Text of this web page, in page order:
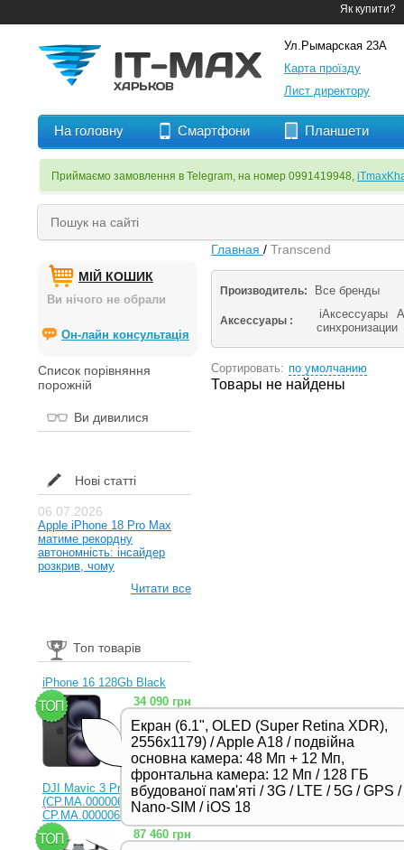
Як купити?
Ул.Рымарская 23А
Карта проїзду
Лист директору
На головну Смартфони Планшети
Приймаємо замовлення в Telegram, на номер 0991419948,
МІЙ КОШИК
Ви нічого не обрали
Он-лайн консультація
Список порівняння
порожній
Ви дивилися
Нові статті
06.07.2026
Apple iPhone 18 Pro Max
матиме рекордну
автономність: інсайдер
розкрив, чому
Читати все
Топ товарів
iPhone 16 128Gb Black
Екран (6.1", OLED (Super Retina XDR),
2556x1179) / Apple A18 / подвійна
основна камера: 48 Мп + 12 Мп,
фронтальна камера: 12 Мп / 128 ГБ
вбудованої пам'яті / 3G / LTE / 5G / GPS /
Nano-SIM / iOS 18
34 090 грн
DJI Mavic 3 Pro (RC)
(CP.MA.00000654.01,
CP.MA.00000656.01)
87 460 грн
Главная / Transcend
Производитель: Все бренды
Аксессуары : iАксессуары
синхронизации
Сортировать: по умолчанию
Товары не найдены